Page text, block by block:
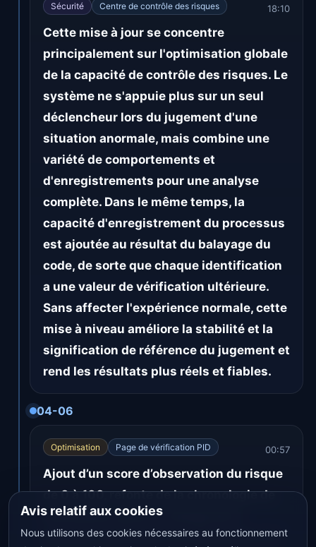
Sécurité Centre de contrôle des risques 18:10
Cette mise à jour se concentre
principalement sur l'optimisation globale
de la capacité de contrôle des risques. Le
système ne s'appuie plus sur un seul
déclencheur lors du jugement d'une
situation anormale, mais combine une
variété de comportements et
d'enregistrements pour une analyse
complète. Dans le même temps, la
capacité d'enregistrement du processus
est ajoutée au résultat du balayage du
code, de sorte que chaque identification
a une valeur de vérification ultérieure.
Sans affecter l'expérience normale, cette
mise à niveau améliore la stabilité et la
signification de référence du jugement et
rend les résultats plus réels et fiables.
04-06
Optimisation Page de vérification PID 00:57
Ajout d’un score d’observation du risque
de 0 à 100, refonte de la chronologie de
vérification, prise en charge de la
première vérification et amélioration du
Avis relatif aux cookies
Nous utilisons des cookies nécessaires au fonctionnement